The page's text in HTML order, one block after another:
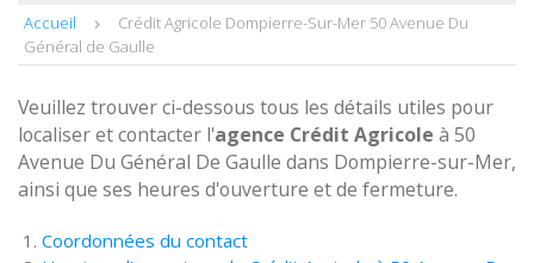
Accueil
Crédit Agricole Dompierre-Sur-Mer 50 Avenue Du
Général de Gaulle
Veuillez trouver ci-dessous tous les détails utiles pour
localiser et contacter l'agence Crédit Agricole à 50
Avenue Du Général De Gaulle dans Dompierre-sur-Mer,
ainsi que ses heures d'ouverture et de fermeture.
Coordonnées du contact